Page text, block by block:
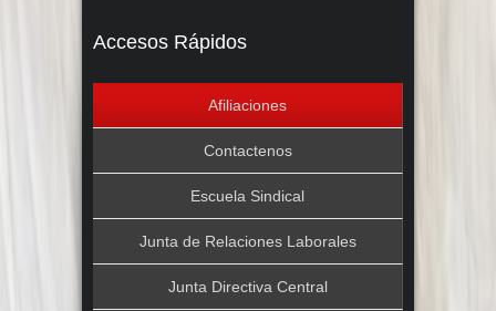
Accesos Rápidos
Afiliaciones
Contactenos
Escuela Sindical
Junta de Relaciones Laborales
Junta Directiva Central